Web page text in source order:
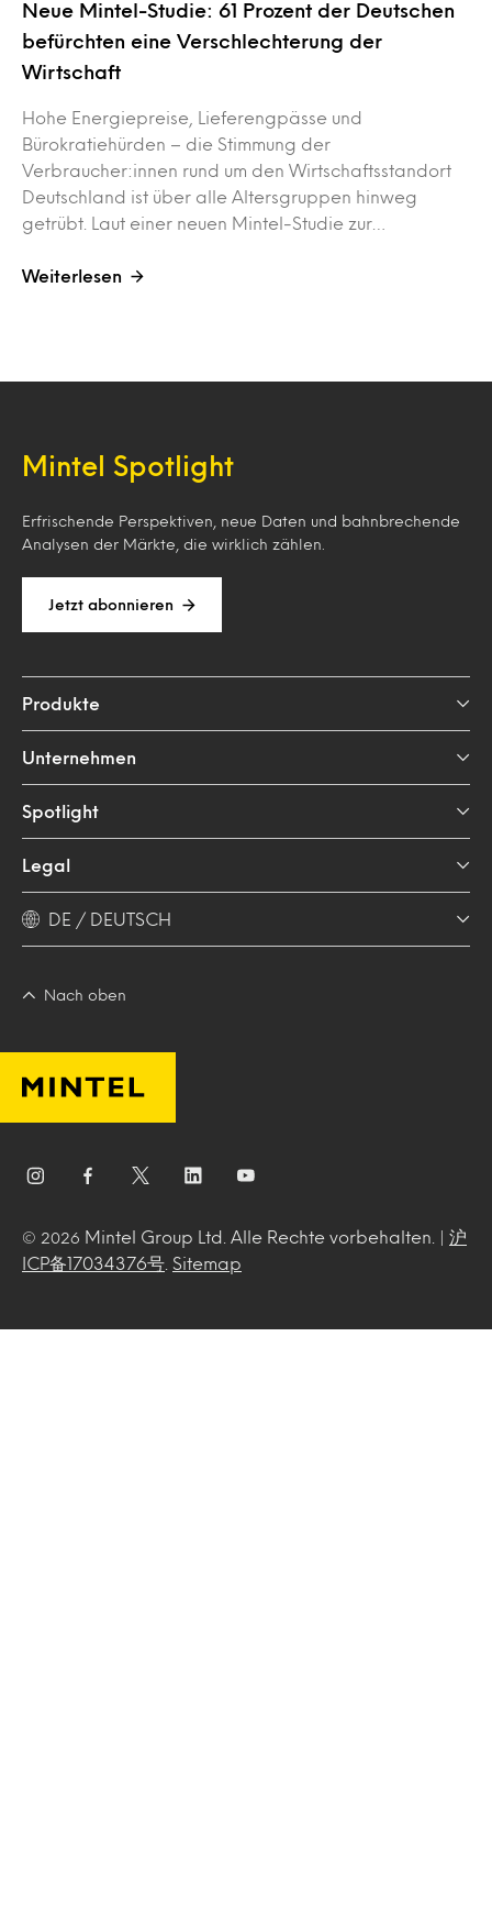
Neue Mintel-Studie: 61 Prozent der Deutschen
befürchten eine Verschlechterung der
Wirtschaft
Hohe Energiepreise, Lieferengpässe und
Bürokratiehürden – die Stimmung der
Verbraucher:innen rund um den Wirtschaftsstandort
Deutschland ist über alle Altersgruppen hinweg
getrübt. Laut einer neuen Mintel-Studie zur…
Weiterlesen
Mintel Spotlight
Erfrischende Perspektiven, neue Daten und bahnbrechende
Analysen der Märkte, die wirklich zählen.
Jetzt abonnieren
Produkte
Unternehmen
Spotlight
Legal
DE / DEUTSCH
Nach oben
© 2026 Mintel Group Ltd. Alle Rechte vorbehalten. | 沪
ICP备17034376号
Sitemap